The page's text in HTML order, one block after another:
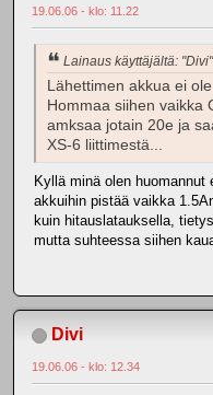
19.06.06 - klo: 11.22
Lainaus käyttäjältä: "Divi"
Lähettimen akkua ei
Hommaa siihen vaikka
amksaa jotain 20e ja
XS-6 liittimestä...
Kyllä minä olen
akkuihin pistää vaikka
kuin hitauslatauksella,
mutta suhteessa siihen
Divi
19.06.06 - klo: 12.34